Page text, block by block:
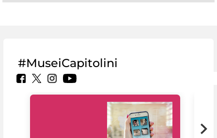
#MuseiCapitolini